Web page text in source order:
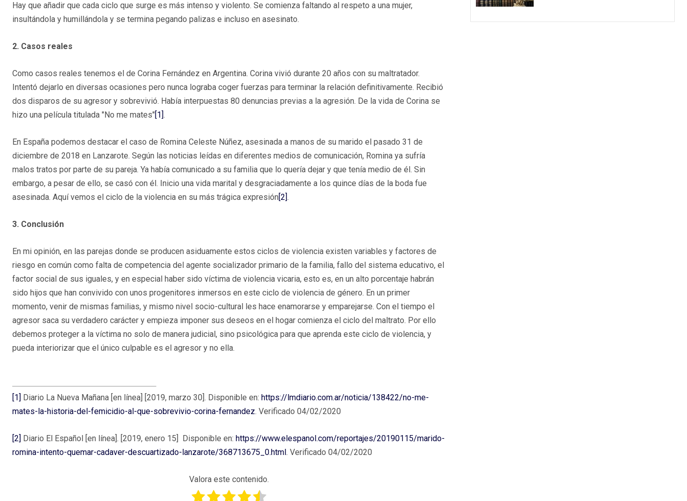
Hay que añadir que cada ciclo que surge es más intenso y violento. Se comienza faltando al respeto a una mujer,
insultándola y humillándola y se termina pegando palizas e incluso en asesinato.
2. Casos reales
Como casos reales tenemos el de Corina Fernández en Argentina. Corina vivió durante 20 años con su maltratador.
Intentó dejarlo en diversas ocasiones pero nunca lograba coger fuerzas para terminar la relación definitivamente. Recibió
dos disparos de su agresor y sobrevivió. Había interpuestas 80 denuncias previas a la agresión. De la vida de Corina se
hizo una película titulada "No me mates" [1] .
En España podemos destacar el caso de Romina Celeste Núñez, asesinada a manos de su marido el pasado 31 de
diciembre de 2018 en Lanzarote. Según las noticias leídas en diferentes medios de comunicación, Romina ya sufría
malos tratos por parte de su pareja. Ya había comunicado a su familia que lo quería dejar y que tenía medio de él. Sin
embargo, a pesar de ello, se casó con él. Inicio una vida marital y desgraciadamente a los quince días de la boda fue
asesinada. Aquí vemos el ciclo de la violencia en su más trágica expresión [2] .
3. Conclusión
En mi opinión, en las parejas donde se producen asiduamente estos ciclos de violencia existen variables y factores de
riesgo en común como falta de competencia del agente socializador primario de la familia, fallo del sistema educativo, el
factor social de sus iguales, y en especial haber sido víctima de violencia vicaria, esto es, en un alto porcentaje habrán
sido hijos que han convivido con unos progenitores inmersos en este ciclo de violencia de género. En un primer
momento, venir de mismas familias, y mismo nivel socio-cultural les hace enamorarse y emparejarse. Con el tiempo el
agresor saca su verdadero carácter y empieza imponer sus deseos en el hogar comienza el ciclo del maltrato. Por ello
debemos proteger a la víctima no solo de manera judicial, sino psicológica para que aprenda este ciclo de violencia, y
pueda interiorizar que el único culpable es el agresor y no ella.
[1] Diario La Nueva Mañana [en línea] [2019, marzo 30]. Disponible en: https://lmdiario.com.ar/noticia/138422/no-me-
mates-la-historia-del-femicidio-al-que-sobrevivio-corina-fernandez. Verificado 04/02/2020
[2] Diario El Español [en línea]. [2019, enero 15] Disponible en: https://www.elespanol.com/reportajes/20190115/marido-
romina-intento-quemar-cadaver-descuartizado-lanzarote/368713675_0.html . Verificado 04/02/2020
Valora este contenido.